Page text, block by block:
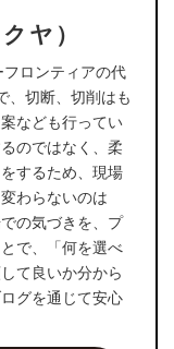
ヤ）
ロンティアの代
、切断、切削はも
なども行ってい
のではなく、柔
するため、現場
わらないのは
の気づきを、プ
で、「何を選べ
て良いか分から
グを通じて安心